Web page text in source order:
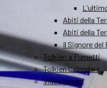
Abiti della
Abiti della
Il Signore del
Tolkien a Fumetti
Tolkien Calendars
Videogames